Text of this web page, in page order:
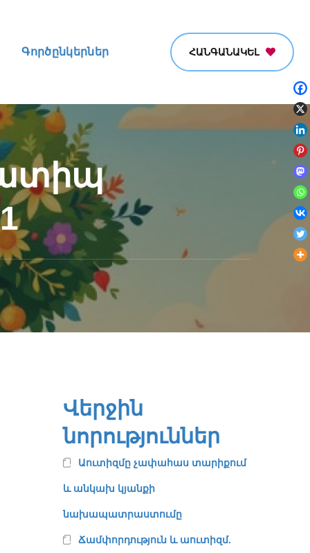
Գործընկերներ ՀԱՆԳԱՆԱԿԵԼ
Վերջին
նորություններ
Աուտիզմը չափահաս տարիքում
և անկախ կյանքի
նախապատրաստումը
Ճամփորդություն և աուտիզմ.